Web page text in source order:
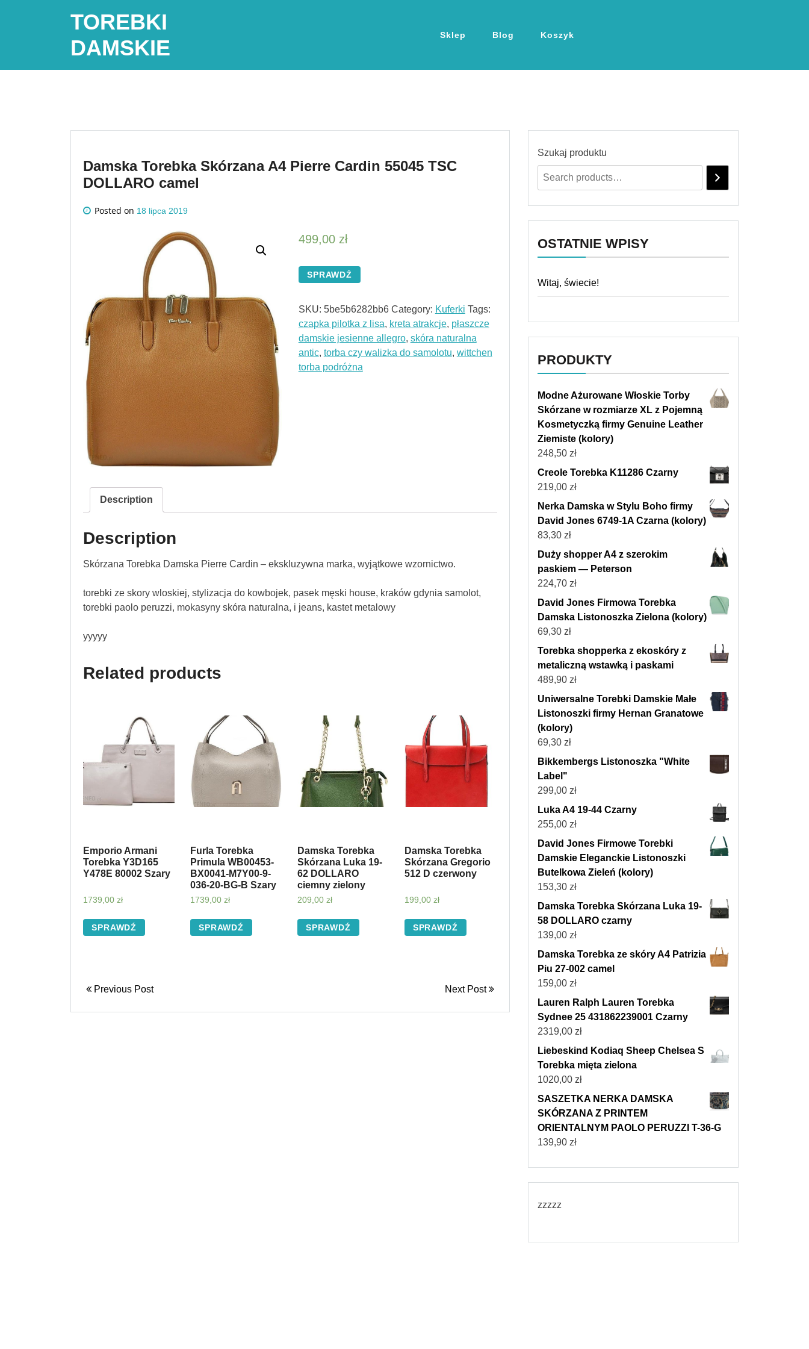
TOREBKI
DAMSKIE
Sklep Blog Koszyk
Damska Torebka Skórzana A4 Pierre Cardin 55045 TSC
DOLLARO camel
Posted on 18 lipca 2019
499,00 zł
SPRAWDŹ
SKU: 5be5b6282bb6 Category: Kuferki Tags:
czapka pilotka z lisa, kreta atrakcje, płaszcze
damskie jesienne allegro, skóra naturalna
antic, torba czy walizka do samolotu, wittchen
torba podróżna
Description
Description
Skórzana Torebka Damska Pierre Cardin – ekskluzywna marka, wyjątkowe wzornictwo.
torebki ze skory wloskiej, stylizacja do kowbojek, pasek męski house, kraków gdynia samolot,
torebki paolo peruzzi, mokasyny skóra naturalna, i jeans, kastet metalowy
yyyyy
Related products
Emporio Armani
Torebka Y3D165
Y478E 80002 Szary
1739,00 zł
SPRAWDŹ
Furla Torebka
Primula WB00453-
BX0041-M7Y00-9-
036-20-BG-B Szary
1739,00 zł
SPRAWDŹ
Damska Torebka
Skórzana Luka 19-
62 DOLLARO
ciemny zielony
209,00 zł
SPRAWDŹ
Damska Torebka
Skórzana Gregorio
512 D czerwony
199,00 zł
SPRAWDŹ
Previous Post Next Post
Szukaj produktu
OSTATNIE WPISY
Witaj, świecie!
PRODUKTY
Modne Ażurowane Włoskie Torby
Skórzane w rozmiarze XL z Pojemną
Kosmetyczką firmy Genuine Leather
Ziemiste (kolory)
248,50 zł
Creole Torebka K11286 Czarny
219,00 zł
Nerka Damska w Stylu Boho firmy
David Jones 6749-1A Czarna (kolory)
83,30 zł
Duży shopper A4 z szerokim
paskiem — Peterson
224,70 zł
David Jones Firmowa Torebka
Damska Listonoszka Zielona (kolory)
69,30 zł
Torebka shopperka z ekoskóry z
metaliczną wstawką i paskami
489,90 zł
Uniwersalne Torebki Damskie Małe
Listonoszki firmy Hernan Granatowe
(kolory)
69,30 zł
Bikkembergs Listonoszka "White
Label"
299,00 zł
Luka A4 19-44 Czarny
255,00 zł
David Jones Firmowe Torebki
Damskie Eleganckie Listonoszki
Butelkowa Zieleń (kolory)
153,30 zł
Damska Torebka Skórzana Luka 19-
58 DOLLARO czarny
139,00 zł
Damska Torebka ze skóry A4 Patrizia
Piu 27-002 camel
159,00 zł
Lauren Ralph Lauren Torebka
Sydnee 25 431862239001 Czarny
2319,00 zł
Liebeskind Kodiaq Sheep Chelsea S
Torebka mięta zielona
1020,00 zł
SASZETKA NERKA DAMSKA
SKÓRZANA Z PRINTEM
ORIENTALNYM PAOLO PERUZZI T-36-G
139,90 zł
zzzzz